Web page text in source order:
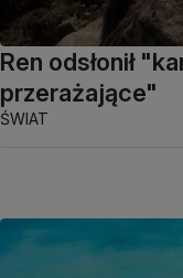
Ren odsłonił
przerażające"
ŚWIAT